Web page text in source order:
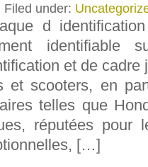
Filed under:
d
identifiable
et de
et scooters, en
telles que
réputées pour
[…]